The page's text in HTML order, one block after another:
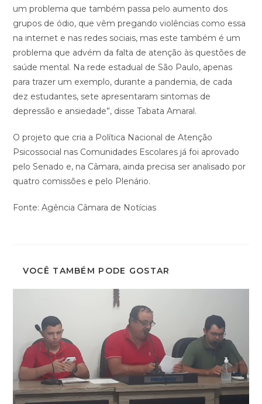
um problema que também passa pelo aumento dos
grupos de ódio, que vêm pregando violências como essa
na internet e nas redes sociais, mas este também é um
problema que advém da falta de atenção às questões de
saúde mental. Na rede estadual de São Paulo, apenas
para trazer um exemplo, durante a pandemia, de cada
dez estudantes, sete apresentaram sintomas de
depressão e ansiedade”, disse Tabata Amaral.
O projeto que cria a Política Nacional de Atenção
Psicossocial nas Comunidades Escolares já foi aprovado
pelo Senado e, na Câmara, ainda precisa ser analisado por
quatro comissões e pelo Plenário.
Fonte: Agência Câmara de Notícias
VOCÊ TAMBÉM PODE GOSTAR